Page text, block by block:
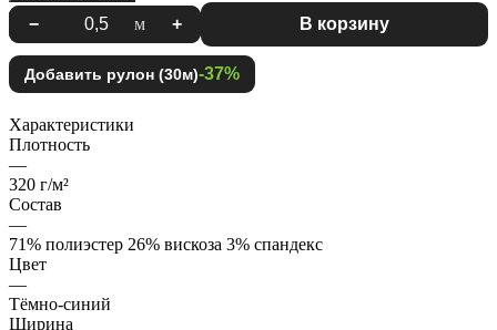
− м + В корзину
Добавить рулон (30м)-37%
Характеристики
Плотность
—
320 г/м²
Состав
—
71% полиэстер 26% вискоза 3% спандекс
Цвет
—
Тёмно-синий
Ширина